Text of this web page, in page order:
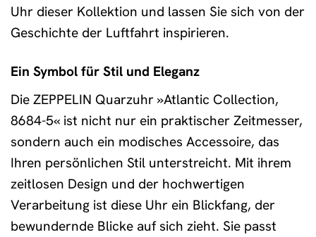
Uhr dieser Kollektion und lassen Sie sich von der
Geschichte der Luftfahrt inspirieren.
Ein Symbol für Stil und Eleganz
Die ZEPPELIN Quarzuhr »Atlantic Collection,
8684-5« ist nicht nur ein praktischer Zeitmesser,
sondern auch ein modisches Accessoire, das
Ihren persönlichen Stil unterstreicht. Mit ihrem
zeitlosen Design und der hochwertigen
Verarbeitung ist diese Uhr ein Blickfang, der
bewundernde Blicke auf sich zieht. Sie passt